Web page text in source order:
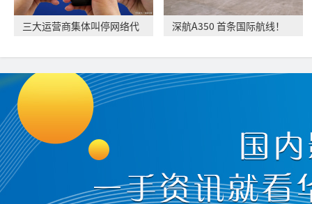
三大运营商集体叫停网络代
深航A350 首条国际航线！